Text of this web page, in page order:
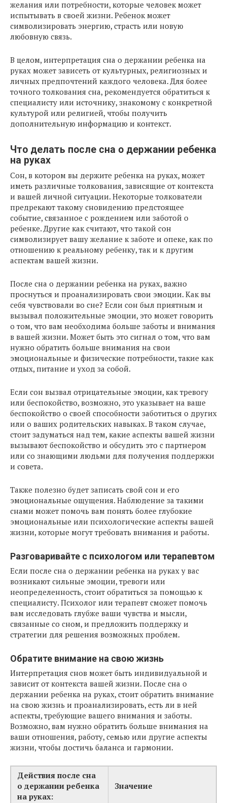
желания или потребности, которые человек может
испытывать в своей жизни. Ребенок может
символизировать энергию, страсть или новую
любовную связь.
В целом, интерпретация сна о держании ребенка на
руках может зависеть от культурных, религиозных и
личных предпочтений каждого человека. Для более
точного толкования сна, рекомендуется обратиться к
специалисту или источнику, знакомому с конкретной
культурой или религией, чтобы получить
дополнительную информацию и контекст.
Что делать после сна о держании ребенка
на руках
Сон, в котором вы держите ребенка на руках, может
иметь различные толкования, зависящие от контекста
и вашей личной ситуации. Некоторые толкователи
предрекают такому сновидению предстоящее
событие, связанное с рождением или заботой о
ребенке. Другие как считают, что такой сон
символизирует вашу желание к заботе и опеке, как по
отношению к реальному ребенку, так и к другим
аспектам вашей жизни.
После сна о держании ребенка на руках, важно
проснуться и проанализировать свои эмоции. Как вы
себя чувствовали во сне? Если сон был приятным и
вызывал положительные эмоции, это может говорить
о том, что вам необходима больше заботы и внимания
в вашей жизни. Может быть это сигнал о том, что вам
нужно обратить больше внимания на свои
эмоциональные и физические потребности, такие как
отдых, питание и уход за собой.
Если сон вызвал отрицательные эмоции, как тревогу
или беспокойство, возможно, это указывает на ваше
беспокойство о своей способности заботиться о других
или о ваших родительских навыках. В таком случае,
стоит задуматься над тем, какие аспекты вашей жизни
вызывают беспокойство и обсудить это с партнером
или со знающими людьми для получения поддержки
и совета.
Также полезно будет записать свой сон и его
эмоциональные ощущения. Наблюдение за такими
снами может помочь вам понять более глубокие
эмоциональные или психологические аспекты вашей
жизни, которые могут требовать внимания и работы.
Разговаривайте с психологом или терапевтом
Если после сна о держании ребенка на руках у вас
возникают сильные эмоции, тревоги или
неопределенность, стоит обратиться за помощью к
специалисту. Психолог или терапевт сможет помочь
вам исследовать глубже ваши чувства и мысли,
связанные со сном, и предложить поддержку и
стратегии для решения возможных проблем.
Обратите внимание на свою жизнь
Интерпретация снов может быть индивидуальной и
зависит от контекста вашей жизни. После сна о
держании ребенка на руках, стоит обратить внимание
на свою жизнь и проанализировать, есть ли в ней
аспекты, требующие вашего внимания и заботы.
Возможно, вам нужно обратить больше внимания на
ваши отношения, работу, семью или другие аспекты
жизни, чтобы достичь баланса и гармонии.
Действия после сна
о держании ребенка
на руках:
Значение